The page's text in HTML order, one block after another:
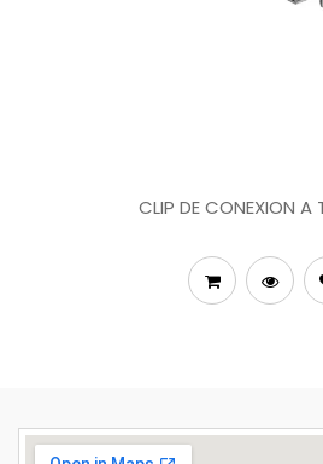
CLIP DE CONEXION A